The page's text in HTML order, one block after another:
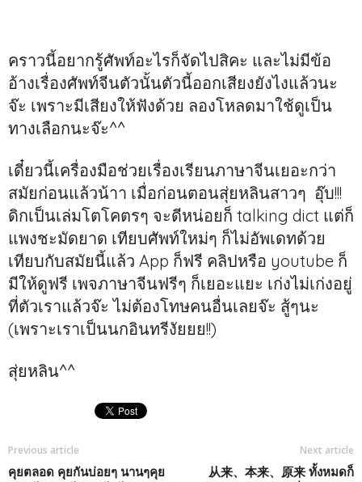
คราวนี้อยากรู้ศัพท์อะไรก็จัดไปสิคะ และไม่มีข้อ
อ้างเรื่องศัพท์จีนตัวนั้นตัวนี้ออกเสียงยังไงแล้วนะ
จ๊ะ เพราะมีเสียงให้ฟังด้วย ลองโหลดมาใช้ดูเป็น
ทางเลือกนะจ๊ะ^^
เดี๋ยวนี้เครื่องมือช่วยเรื่องเรียนภาษาจีนเยอะกว่า
สมัยก่อนแล้วน้าา เมื่อก่อนตอนสุ่ยหลินสาวๆ อุ๊บ!!!
ดิกเป็นเล่มโตโคตรๆ จะดีหน่อยก็ talking dict แต่ก็
แพงชะมัดยาด เทียบศัพท์ใหม่ๆ ก็ไม่อัพเดทด้วย
เทียบกับสมัยนี้แล้ว App ก็ฟรี คลิปหรือ youtube ก็
มีให้ดูฟรี เพจภาษาจีนฟรีๆ ก็เยอะแยะ เก่งไม่เก่งอยู่
ที่ตัวเราแล้วจ๊ะ ไม่ต้องโทษคนอื่นเลยจ๊ะ สู้ๆนะ
(เพราะเราเป็นนกอินทรีงัยยย!!)
สุ่ยหลิน^^
Previous article
คุยตลอด คุยกันบ่อยๆ นานๆคุย
Next article
从来、本来、原来 ทั้งหมดก็